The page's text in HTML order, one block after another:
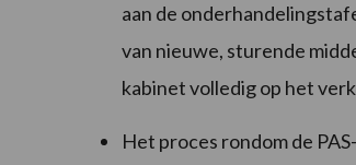
aan de
van nieuwe, sturende
kabinet volledig op het
Het proces rondom de